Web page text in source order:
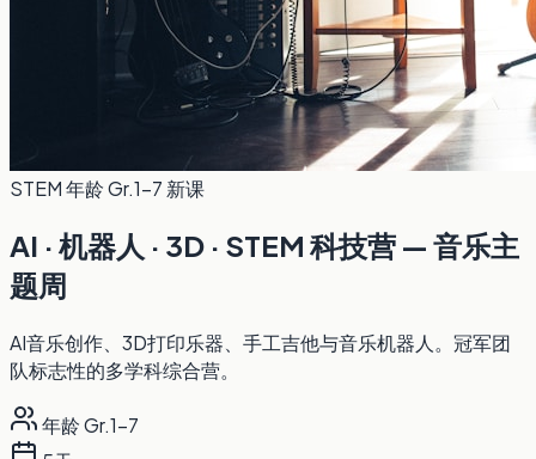
STEM年龄 Gr.1-7 新课
AI · 机器人 · 3D · STEM 科技营 — 音乐主
题周
AI音乐创作、3D打印乐器、手工吉他与音乐机器人。冠军团
队标志性的多学科综合营。
年龄 Gr.1-7